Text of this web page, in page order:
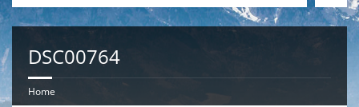
DSC00764
Home